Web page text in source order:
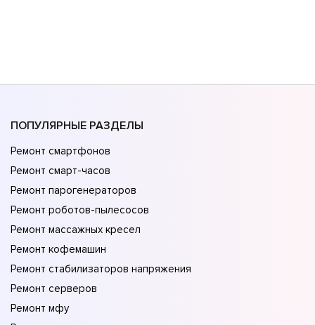
ПОПУЛЯРНЫЕ РАЗДЕЛЫ
Ремонт смартфонов
Ремонт смарт-часов
Ремонт парогенераторов
Ремонт роботов-пылесосов
Ремонт массажных кресел
Ремонт кофемашин
Ремонт стабилизаторов напряжения
Ремонт серверов
Ремонт мфу